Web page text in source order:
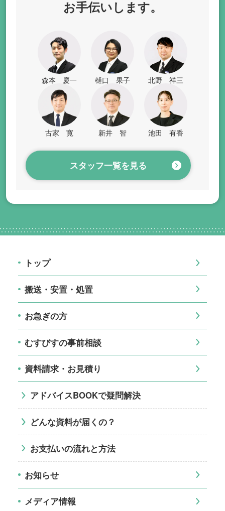
お手伝いします。
森本 慶一 樋口 果子 北野 祥三
古家 寛 新井 智 池田 有香
スタッフ一覧を見る
トップ
搬送・安置・処置
お急ぎの方
むすびすの事前相談
資料請求・お見積り
アドバイスBOOKで疑問解決
どんな資料が届くの？
お支払いの流れと方法
お知らせ
メディア情報